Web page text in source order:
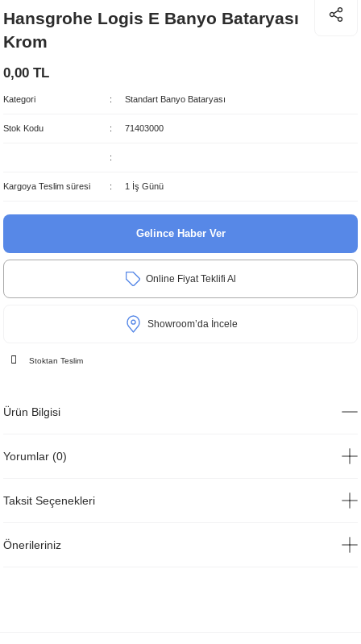
Hansgrohe Logis E Banyo Bataryası
Krom
0,00 TL
Kategori Standart Banyo Bataryası
Stok Kodu 71403000
Kargoya Teslim süresi 1 İş Günü
Gelince Haber Ver
Online Fiyat Teklifi Al
Showroom’da İncele
Stoktan Teslim
Ürün Bilgisi
Yorumlar (0)
Taksit Seçenekleri
Önerileriniz